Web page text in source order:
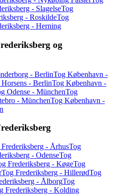
- SlagelseTog
- RoskildeTog
- Herning
og
- BerlinTog København -
- BerlinTog København -
Odense - MünchenTog
- MünchenTog København -
- ÅrhusTog
- OdenseTog
Frederiksberg - KøgeTog
Tog Frederiksberg - HillerødTog
- ÅlborgTog
Frederiksberg - Kolding